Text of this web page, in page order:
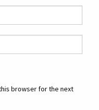
browser for the next